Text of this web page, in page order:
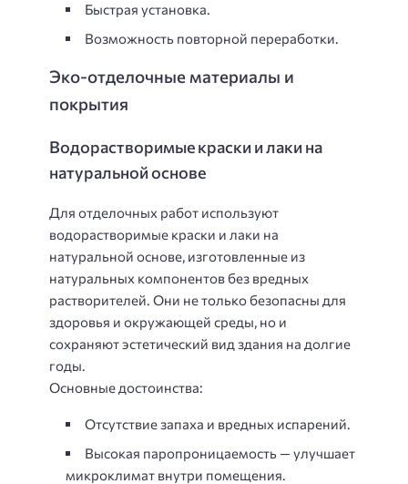
Быстрая установка.
Возможность повторной переработки.
Эко-отделочные материалы и
покрытия
Водорастворимые краски и лаки на
натуральной основе
Для отделочных работ используют
водорастворимые краски и лаки на
натуральной основе, изготовленные из
натуральных компонентов без вредных
растворителей. Они не только безопасны для
здоровья и окружающей среды, но и
сохраняют эстетический вид здания на долгие
годы.
Основные достоинства:
Отсутствие запаха и вредных испарений.
Высокая паропроницаемость — улучшает
микроклимат внутри помещения.